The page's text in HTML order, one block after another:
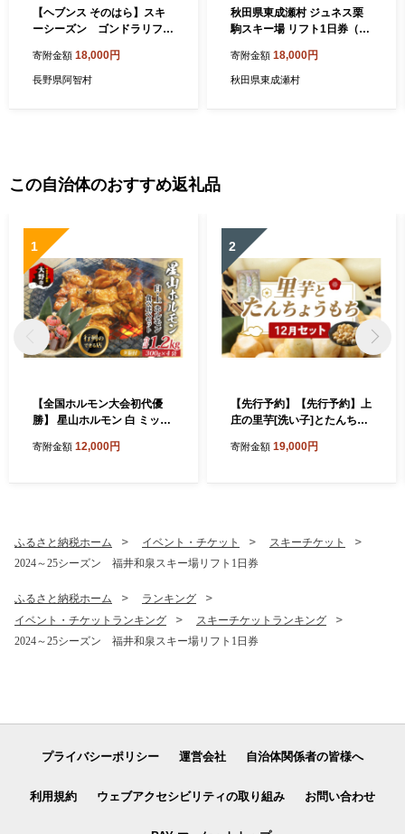
【ヘブンス そのはら】スキ
ーシーズン ゴンドラリフト
寄附金額 18,000円
長野県阿智村
秋田県東成瀬村 ジュネス栗
駒スキー場 リフト1日券（大
券 ジュネス栗駒スキー場]
寄附金額 18,000円
秋田県東成瀬村
この自治体のおすすめ返礼品
1
【全国ホルモン大会初代優
勝】 星山ホルモン 白 ミック
セット (白・ミックス 各300
寄附金額 12,000円
2
【先行予約】【先行予約】上
庄の里芋[洗い子]とたんちょ
里芋 野菜 根菜 九頭竜 餅 丸
寄附金額 19,000円
ふるさと納税ホーム イベント・チケット
スキーチケット
2024～25シーズン 福井和泉スキー場リフト1日券
ふるさと納税ホーム
ランキング
イベント・チケットランキング
スキーチケットランキング
2024～25シーズン 福井和泉スキー場リフト1日券
プライバシーポリシー 運営会社 自治体関係者の皆様へ
利用規約 ウェブアクセシビリティの取り組み お問い合わせ